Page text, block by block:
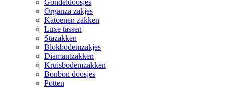
Gondeldoosjes
Organza zakjes
Katoenen zakken
Luxe tassen
Stazakken
Blokbodemzakjes
Diamantzakken
Kruisbodemzakken
Bonbon doosjes
Potten